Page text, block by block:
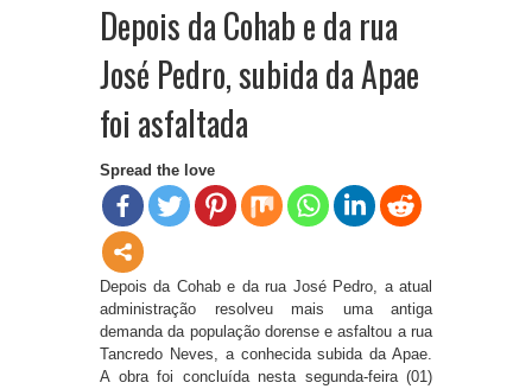
Depois da Cohab e da rua
José Pedro, subida da Apae
foi asfaltada
Spread the love
Depois da Cohab e da rua José Pedro, a atual
administração resolveu mais uma antiga
demanda da população dorense e asfaltou a rua
Tancredo Neves, a conhecida subida da Apae.
A obra foi concluída nesta segunda-feira (01)